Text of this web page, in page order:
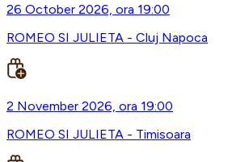
26 October 2026, ora 19:00
ROMEO SI JULIETA - Cluj Napoca
2 November 2026, ora 19:00
ROMEO SI JULIETA - Timisoara